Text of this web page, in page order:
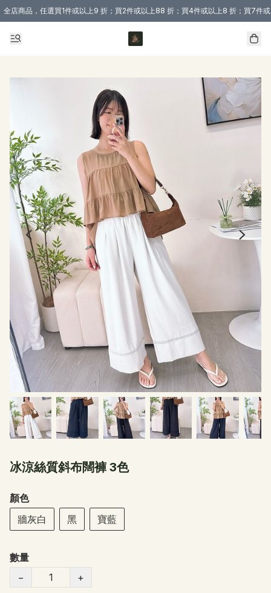
全店商品，任選買1件或以上9 折；買2件或以上88 折；買4件或以上8 折；買7件
購買 3 件商品或以上即享免運費優惠！（適用於 本地送貨、本地取貨 )
冰涼絲質斜布闊褲 3色
顏色
牆灰白
黑 寶藍
數量
−
+